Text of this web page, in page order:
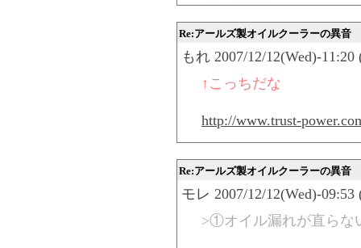
Re:アールズ製オイルクーラーの異音
もれ 2007/12/12(Wed)-11:20
↑こっちだな
http://www.trust-
Re:アールズ製オイルクーラーの異音
モレ 2007/12/12(Wed)-09:53
>①オイル漏れが直らな